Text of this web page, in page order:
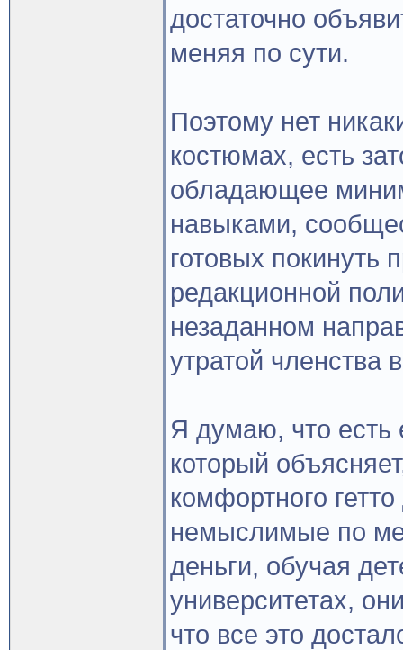
достаточно
меняя по сути.
Поэтому нет
костюмах, есть
обладающее
навыками,
готовых покинуть
редакционной
незаданном
утратой членства
Я думаю, что есть
который
комфортного
немыслимые по
деньги, обучая
университетах,
что все это